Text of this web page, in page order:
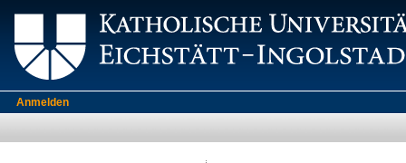
Anmelden